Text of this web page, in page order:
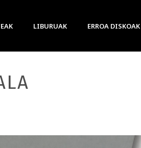
LIBURUAK ERROA DISKOAK